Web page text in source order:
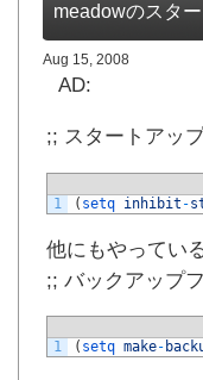
meadowのスタ
Aug 15, 2008
AD:
;; スタートアッ
1 ( setq inhibit -
他にもやってい
;; バックアップ
1 ( setq make-